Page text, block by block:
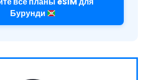
Бурунди